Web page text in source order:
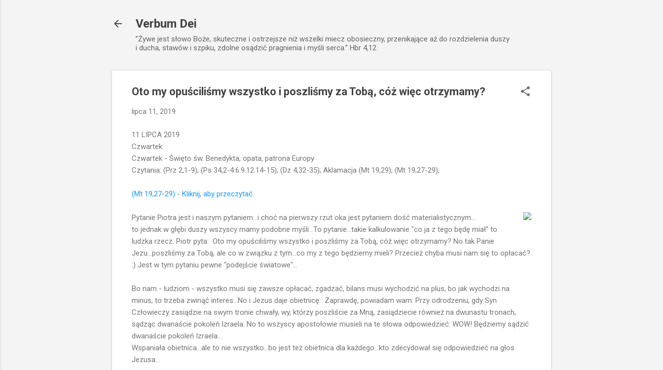
Verbum Dei
”Żywe jest słowo Boże, skuteczne i ostrzejsze niż wszelki miecz obosieczny, przenikające aż do rozdzielenia duszy
i ducha, stawów i szpiku, zdolne osądzić pragnienia i myśli serca.” Hbr 4,12
Oto my opuściliśmy wszystko i poszliśmy za Tobą, cóż więc otrzymamy?
lipca 11, 2019
11 LIPCA 2019
Czwartek
Czwartek - Święto św. Benedykta, opata, patrona Europy
Czytania: (Prz 2,1-9); (Ps 34,2-4.6.9.12.14-15); (Dz 4,32-35); Aklamacja (Mt 19,29); (Mt 19,27-29);
(Mt 19,27-29) - Kliknij, aby przeczytać.
Pytanie Piotra jest i naszym pytaniem...i choć na pierwszy rzut oka jest pytaniem dość materialistycznym...
to jednak w głębi duszy wszyscy mamy podobne myśli...To pytanie...takie kalkulowanie "co ja z tego będę miał" to
ludzka rzecz. Piotr pyta: Oto my opuściliśmy wszystko i poszliśmy za Tobą, cóż więc otrzymamy? No tak Panie
Jezu...poszliśmy za Tobą, ale co w związku z tym...co my z tego będziemy mieli? Przecież chyba musi nam się to opłacać?
:) Jest w tym pytaniu pewne "podejście światowe"...
Bo nam - ludziom - wszystko musi się zawsze opłacać, zgadzać, bilans musi wychodzić na plus, bo jak wychodzi na
minus, to trzeba zwinąć interes...No i Jezus daje obietnicę: Zaprawdę, powiadam wam: Przy odrodzeniu, gdy Syn
Człowieczy zasiądzie na swym tronie chwały, wy, którzy poszliście za Mną, zasiądziecie również na dwunastu tronach,
sądząc dwanaście pokoleń Izraela. No to wszyscy apostołowie musieli na te słowa odpowiedzieć: WOW! Będziemy sądzić
dwanaście pokoleń Izraela...
Wspaniała obietnica...ale to nie wszystko...bo jest też obietnica dla każdego...kto zdecydował się odpowiedzieć na głos
Jezusa...